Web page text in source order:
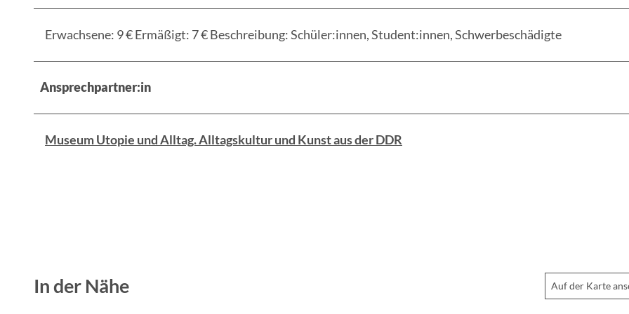
Erwachsene: 9 € Ermäßigt: 7 € Beschreibung: Schüler:innen, Student:innen, Schwerbeschädigte
Ansprechpartner:in
Museum Utopie und Alltag. Alltagskultur und Kunst aus der DDR
In der Nähe Auf der Karte